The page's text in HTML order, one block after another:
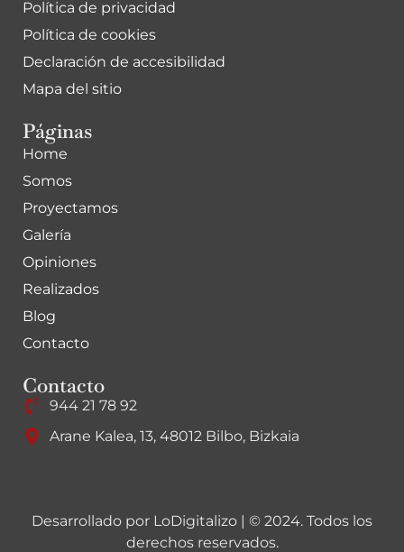
Política de privacidad
Política de cookies
Declaración de accesibilidad
Mapa del sitio
Páginas
Home
Somos
Proyectamos
Galería
Opiniones
Realizados
Blog
Contacto
Contacto
944 21 78 92
Arane Kalea, 13, 48012 Bilbo, Bizkaia
Desarrollado por LoDigitalizo | © 2024. Todos los
derechos reservados.